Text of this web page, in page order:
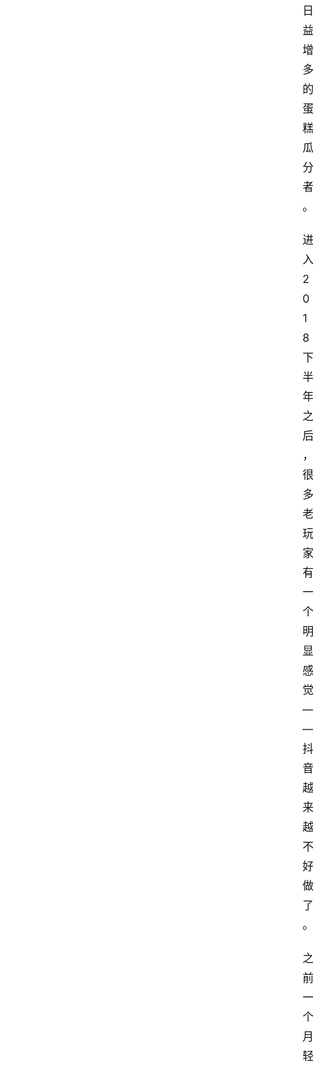
日
益
增
多
的
蛋
糕
瓜
分
者
。
进
入
2
0
1
8
下
半
年
之
后
，
很
多
老
玩
家
有
一
个
明
显
感
觉
—
—
抖
音
越
来
越
不
好
做
了
。
之
前
一
个
月
轻